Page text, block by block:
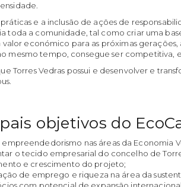
e a inclusão de ações de
toda a comunidade, tal como criar uma
valor económico para as próximas
mesmo tempo, consegue ser competitiva,
Torres Vedras possui e desenvolver e
objetivos do
nas áreas da Economia
o tecido empresarial do concelho de
e crescimento do projeto;
de emprego e riqueza na área da